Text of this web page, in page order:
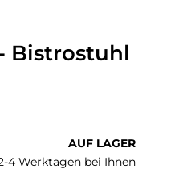
- Bistrostuhl
AUF LAGER
4 Werktagen bei Ihnen